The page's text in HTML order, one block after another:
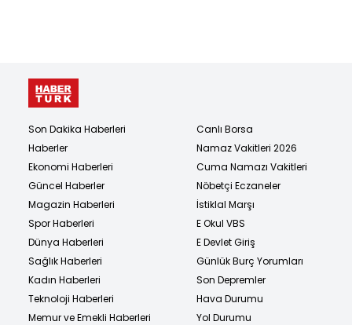
Son Dakika Haberleri
Haberler
Ekonomi Haberleri
Güncel Haberler
Magazin Haberleri
Spor Haberleri
Dünya Haberleri
Sağlık Haberleri
Kadın Haberleri
Teknoloji Haberleri
Memur ve Emekli Haberleri
Canlı Borsa
Namaz Vakitleri 2026
Cuma Namazı Vakitleri
Nöbetçi Eczaneler
İstiklal Marşı
E Okul VBS
E Devlet Giriş
Günlük Burç Yorumları
Son Depremler
Hava Durumu
Yol Durumu